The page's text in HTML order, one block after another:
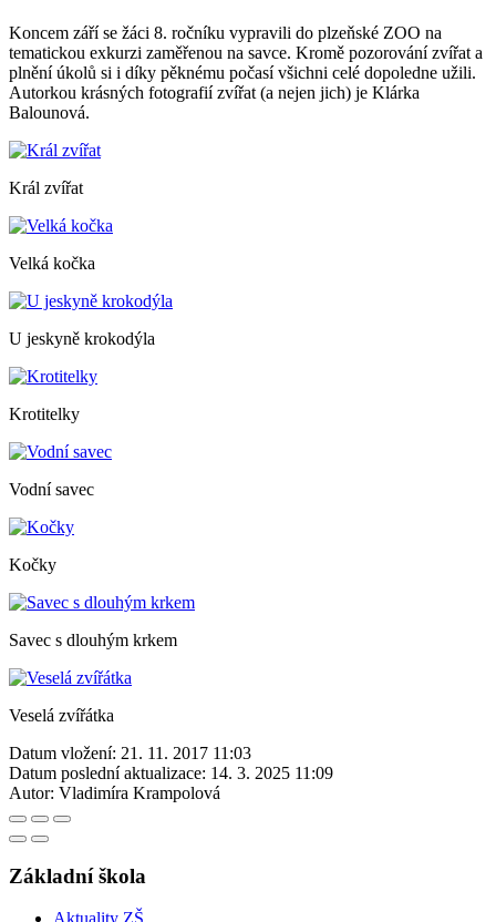
Koncem září se žáci 8. ročníku vypravili do plzeňské ZOO na
tematickou exkurzi zaměřenou na savce. Kromě pozorování zvířat a
plnění úkolů si i díky pěknému počasí všichni celé dopoledne užili.
Autorkou krásných fotografií zvířat (a nejen jich) je Klárka
Balounová.
Král zvířat
Velká kočka
U jeskyně krokodýla
Krotitelky
Vodní savec
Kočky
Savec s dlouhým krkem
Veselá zvířátka
Datum vložení: 21. 11. 2017 11:03
Datum poslední aktualizace: 14. 3. 2025 11:09
Autor: Vladimíra Krampolová
Základní škola